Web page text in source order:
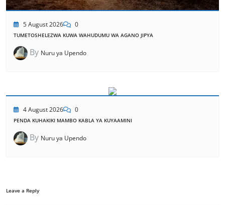
5 August 2026 0
TUMETOSHELEZWA KUWA WAHUDUMU WA AGANO JIPYA
By Nuru ya Upendo
4 August 2026 0
PENDA KUHAKIKI MAMBO KABLA YA KUYAAMINI
By Nuru ya Upendo
Leave a Reply